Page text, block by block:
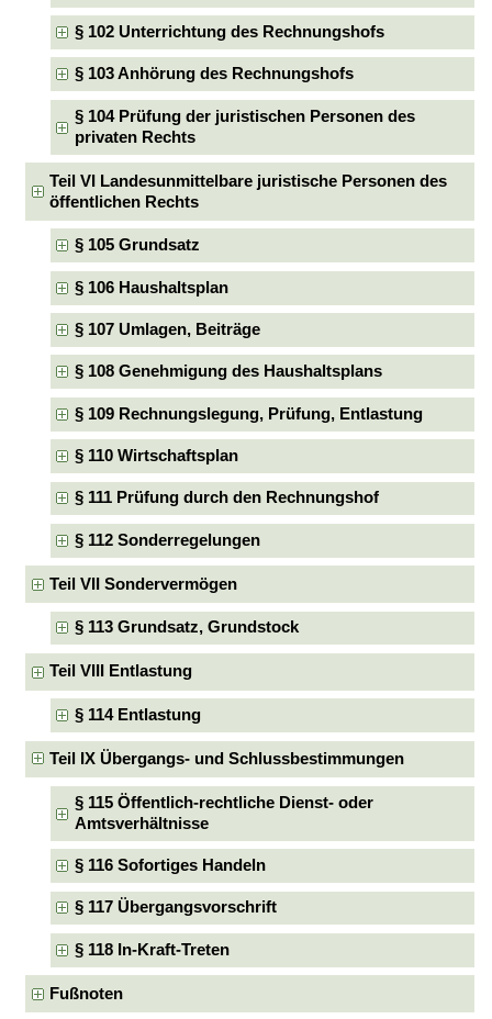
§ 102 Unterrichtung des Rechnungshofs
§ 103 Anhörung des Rechnungshofs
§ 104 Prüfung der juristischen Personen des
privaten Rechts
Teil VI Landesunmittelbare juristische Personen des
öffentlichen Rechts
§ 105 Grundsatz
§ 106 Haushaltsplan
§ 107 Umlagen, Beiträge
§ 108 Genehmigung des Haushaltsplans
§ 109 Rechnungslegung, Prüfung, Entlastung
§ 110 Wirtschaftsplan
§ 111 Prüfung durch den Rechnungshof
§ 112 Sonderregelungen
Teil VII Sondervermögen
§ 113 Grundsatz, Grundstock
Teil VIII Entlastung
§ 114 Entlastung
Teil IX Übergangs- und Schlussbestimmungen
§ 115 Öffentlich-rechtliche Dienst- oder
Amtsverhältnisse
§ 116 Sofortiges Handeln
§ 117 Übergangsvorschrift
§ 118 In-Kraft-Treten
Fußnoten